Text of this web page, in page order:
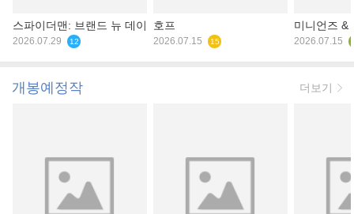
스파이더맨: 브랜드 뉴 데이
2026.07.29 12
호프
2026.07.15 15
미니언즈 &
2026.07.15
개봉예정작 더보기